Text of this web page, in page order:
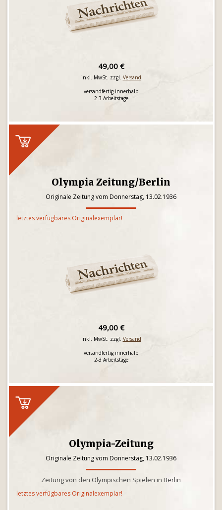
49,00 €
inkl. MwSt. zzgl. Versand
versandfertig innerhalb
2-3 Arbeitstage
Olympia Zeitung/Berlin
Originale Zeitung vom Donnerstag, 13.02.1936
letztes verfügbares Originalexemplar!
49,00 €
inkl. MwSt. zzgl. Versand
versandfertig innerhalb
2-3 Arbeitstage
Olympia-Zeitung
Originale Zeitung vom Donnerstag, 13.02.1936
Zeitung von den Olympischen Spielen in Berlin
letztes verfügbares Originalexemplar!